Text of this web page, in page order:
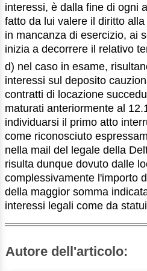
interessi, è dalla fine di ogni
fatto da lui valere il diritto
in mancanza di esercizio, ai
inizia a decorrere il relativo
d) nel caso in esame,
interessi sul deposito
contratti di locazione
maturati anteriormente al
individuarsi il primo atto
come riconosciuto
nella mail del legale della
risulta dunque dovuto dalle
complessivamente l'importo
della maggior somma
interessi legali come da
Autore dell'articolo: